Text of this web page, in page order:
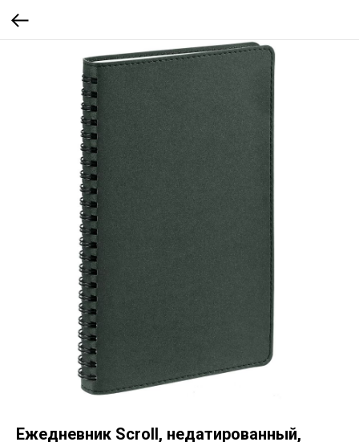
Ежедневник Scroll, недатированный,